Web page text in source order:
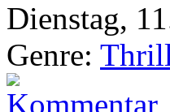
Dienstag,
Genre: